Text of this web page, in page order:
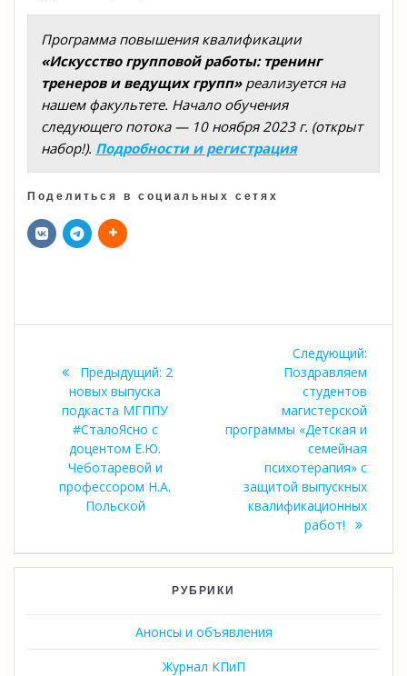
Программа повышения квалификации
«Искусство групповой работы: тренинг
тренеров и ведущих групп»реализуется на
нашем факультете. Начало обучения
следующего потока — 10 ноября 2023 г. (открыт
набор!). Подробности и регистрация
Поделиться в социальных сетях
записям
Предыдущий: Предыдущая
2
новых выпуска
подкаста МГППУ
#СталоЯсно с
доцентом Е.Ю.
Чеботаревой и
профессором Н.А.
Польской
Следующий:
Поздравляем
студентов
магистерской
программы «Детская и
семейная
психотерапия» с
защитой выпускных
квалификационных
работ!
РУБРИКИ
Анонсы и объявления
Журнал КПиП